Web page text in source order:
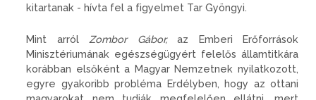
kitartanak - hívta fel a figyelmet Tar Gyöngyi.
Mint arról Zombor Gábor, az Emberi Erőforrások
Minisztériu­mának egészségügyért felelős ál­lamtitkára
korábban elsőként a Magyar Nemzetnek nyilatkozott,
egyre gyakoribb probléma Erdély­ben, hogy az ottani